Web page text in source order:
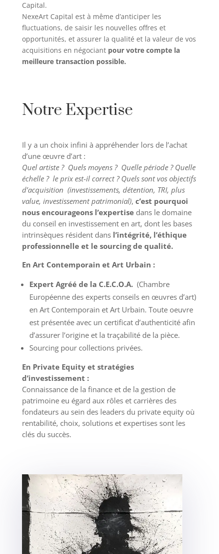
Capital.
NexeArt Capital est à même d’anticiper les
fluctuations, de saisir les nouvelles offres et
opportunités, et assurer la qualité et la valeur de vos
acquisitions en négociant pour votre compte la
meilleure transaction possible.
Notre Expertise
Il y a un choix infini à appréhender lors de l’achat
d’une œuvre d’art :
Quel artiste ? Quels moyens ? Quelle période ? Quelle
échelle ? le prix est-il correct ? Quels sont vos objectifs
d’acquisition (investissements, détention, TRI, plus
value, investissement patrimonial), c’est pourquoi
nous encourageons l’expertisedans le domaine
du conseil en investissement en art, dont les bases
intrinsèques résident dans l’intégrité, l’éthique
professionnelle et le sourcing de qualité.
En Art Contemporain et Art Urbain :
Expert Agréé de la C.E.C.O.A.(Chambre
Européenne des experts conseils en œuvres d’art)
en Art Contemporain et Art Urbain. Toute oeuvre
est présentée avec un certificat d’authenticité afin
d’assurer l’origine et la traçabilité de la pièce.
Sourcing pour collections privées.
En Private Equity et stratégies
d’investissement :
Connaissance de la finance et de la gestion de
patrimoine eu égard aux rôles et carrières des
fondateurs au sein des leaders du private equity où
rentabilité, choix, solutions et expertises sont les
clés du succès.